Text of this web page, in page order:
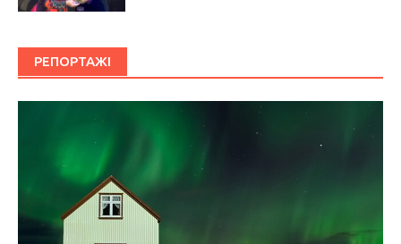
РЕПОРТАЖІ